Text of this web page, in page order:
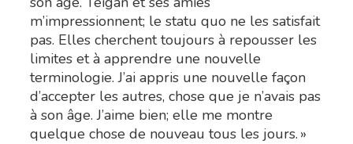
m’impressionnent; le statu quo ne les satisfait
pas. Elles cherchent toujours à repousser les
limites et à apprendre une nouvelle
terminologie. J’ai appris une nouvelle façon
d’accepter les autres, chose que je n’avais pas
à son âge. J’aime bien; elle me montre
quelque chose de nouveau tous les jours. »